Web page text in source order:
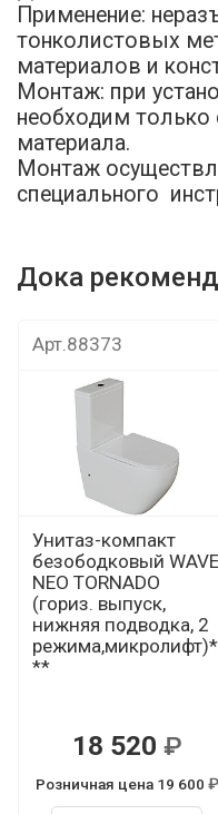
Применение:
тонколистовых
материалов и
Монтаж: при
необходим только
материала.
Монтаж
специального
Дока
Арт.88373
Унитаз-компакт
безободковый WAVE
NEO TORNADO
(гориз. выпуск,
нижняя подводка, 2
режима,микролифт)*
**
18 520
Розничная цена 19 600
Р
Р
Дока